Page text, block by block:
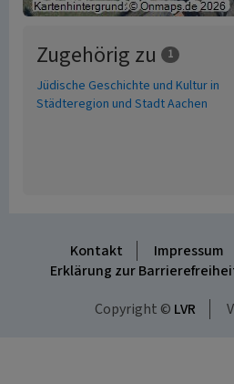
Zugehörig zu 1
Jüdische Geschichte und Kultur in
Städteregion und Stadt Aachen
Kontakt Impressum
Erklärung zur
Copyright © LVR